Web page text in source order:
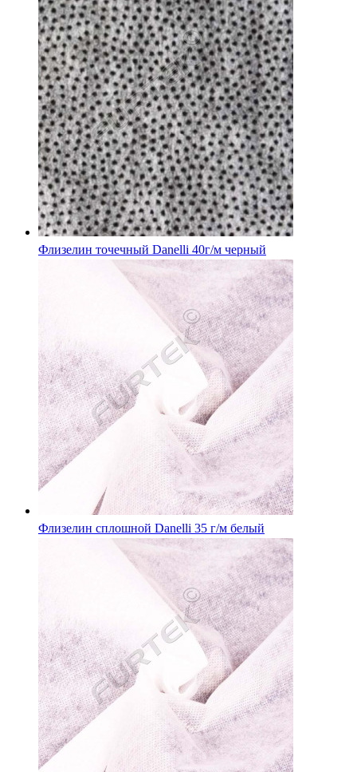
Флизелин точечный Danelli 40г/м черный
Флизелин сплошной Danelli 35 г/м белый